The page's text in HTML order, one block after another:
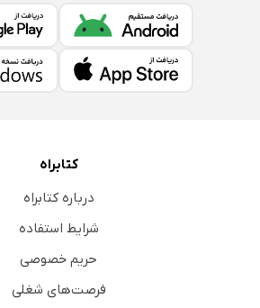
کتابراه
درباره کتابراه
شرایط استفاده
حریم خصوصی
فرصت‌های شغلی